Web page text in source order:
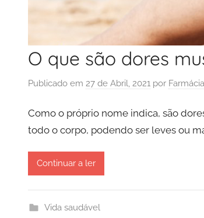
O que são dores
Publicado em 27 de Abril, 2021 por
Como o próprio nome indica, são
todo o corpo, podendo ser leves ou
Continuar a ler
Vida saudável